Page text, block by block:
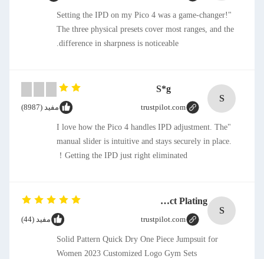
"Setting the IPD on my Pico 4 was a game-changer!
The three physical presets cover most ranges, and the
difference in sharpness is noticeable.
S
S*g
trustpilot.com مفيد (8987)
"I love how the Pico 4 handles IPD adjustment. The
manual slider is intuitive and stays securely in place.
Getting the IPD just right eliminated！
S
SMT CAP Type Box Header Connector 1.27mm Pitch Gold Flash Contact Plating
trustpilot.com مفيد (44)
Solid Pattern Quick Dry One Piece Jumpsuit for
Women 2023 Customized Logo Gym Sets